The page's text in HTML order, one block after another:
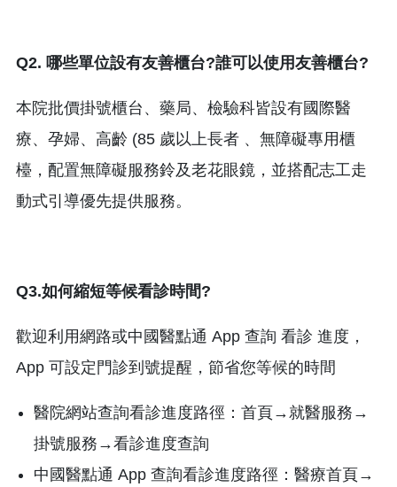
Q2. 哪些單位設有友善櫃台?誰可以使用友善櫃台?
本院批價掛號櫃台、藥局、檢驗科皆設有國際醫
療、孕婦、高齡 (85 歲以上長者 、無障礙專用櫃
檯，配置無障礙服務鈴及老花眼鏡，並搭配志工走
動式引導優先提供服務。
Q3.如何縮短等候看診時間?
歡迎利用網路或中國醫點通 App 查詢 看診 進度，
App 可設定門診到號提醒，節省您等候的時間
醫院網站查詢看診進度路徑：首頁→就醫服務→
掛號服務→看診進度查詢
中國醫點通 App 查詢看診進度路徑：醫療首頁→